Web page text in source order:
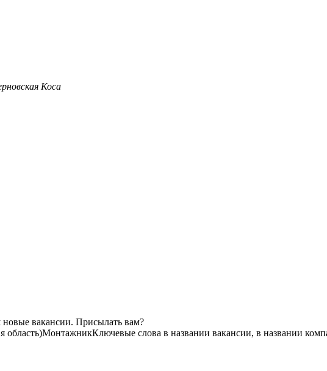
Коса
новые вакансии. Присылать вам?
область)МонтажникКлючевые слова в названии вакансии, в названии